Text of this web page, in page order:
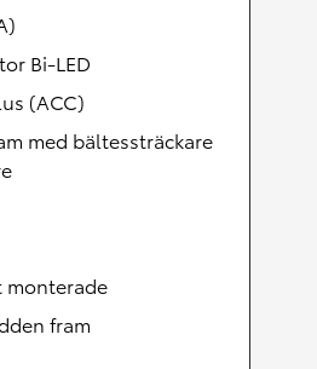
Bi-LED
(ACC)
med bältessträckare
monterade
fram